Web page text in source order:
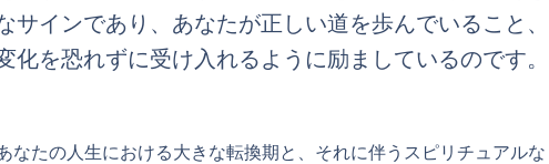
サインであり、あなたが正しい道を歩んでいること、
化を恐れずに受け入れるように励ましているのです。
なたの人生における大きな転換期と、それに伴うスピリチュアルな